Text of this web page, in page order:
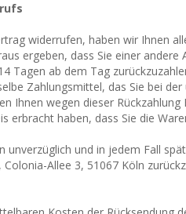
widerrufen, haben wir Ihnen
ergeben, dass Sie einer
Tagen ab dem Tag
Zahlungsmittel, das Sie bei
Ihnen wegen dieser
erbracht haben, dass Sie die
unverzüglich und in jedem Fall
Colonia-Allee 3, 51067 Köln